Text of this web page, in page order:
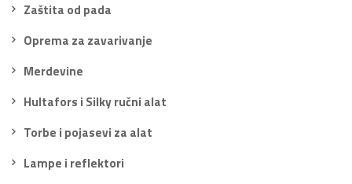
Zaštita od pada
Oprema za zavarivanje
Merdevine
Hultafors i Silky ručni alat
Torbe i pojasevi za alat
Lampe i reflektori